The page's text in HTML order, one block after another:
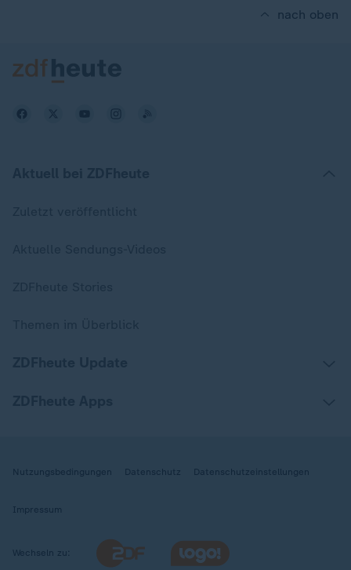
nach oben
Nutzungsbedingungen Datenschutz Datenschutzeinstellungen
Impressum
Wechseln zu: